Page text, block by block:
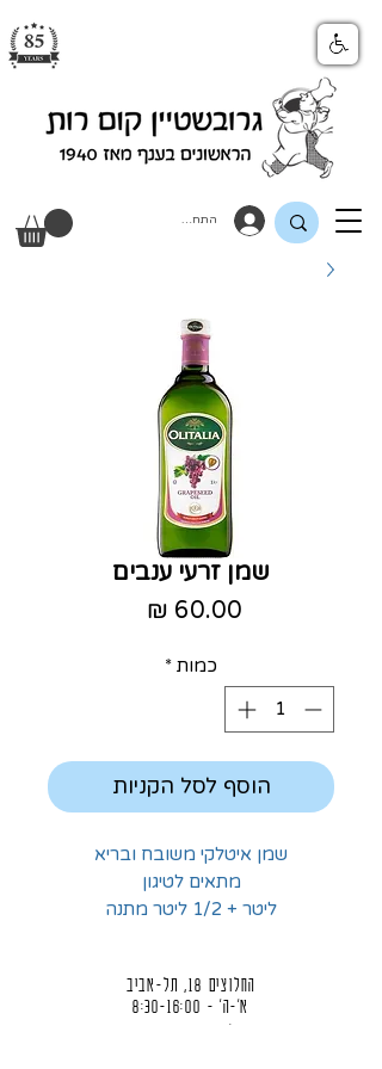
התחבר
שמן זרעי ענבים
כמות *
הוסף לסל הקניות
שמן איטלקי משובח ובריא
מתאים לטיגון
ליטר + 1/2 ליטר מתנה
החלוצים 18, תל-אביב
א'-ה' - 8:30-16:00
ו' - 8:30-13:30